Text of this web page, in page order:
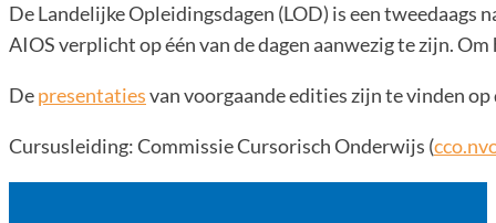
De Landelijke Opleidingsdagen (LOD) is een
AIOS verplicht op één van de dagen aanwezig te zijn.
Depresentatiesvan voorgaande edities zijn te vinden
Cursusleiding: Commissie Cursorisch Onderwijs (